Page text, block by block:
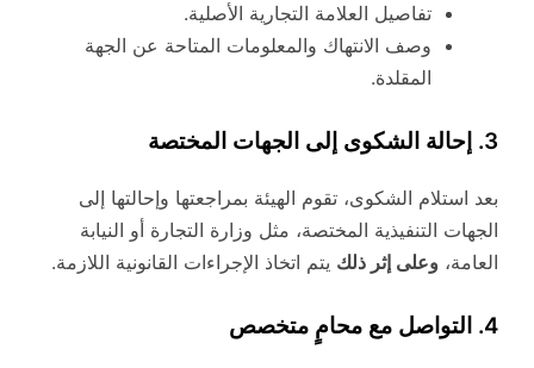
تفاصيل العلامة التجارية الأصلية.
وصف الانتهاك والمعلومات المتاحة عن الجهة
المقلدة.
3. إحالة الشكوى إلى الجهات المختصة
بعد استلام الشكوى، تقوم الهيئة بمراجعتها وإحالتها إلى
الجهات التنفيذية المختصة، مثل وزارة التجارة أو النيابة
العامة، وعلى إثر ذلك يتم اتخاذ الإجراءات القانونية اللازمة.
4. التواصل مع محامٍ متخصص